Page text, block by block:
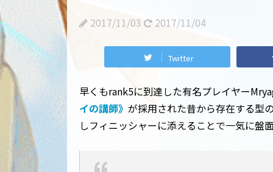
2017/11/03 2017/11/04
Twitter
早くもrank5に到達した有名プレイヤー
イの講師》 が採用された昔から存在する型
しフィニッシャーに添えることで一気に盤